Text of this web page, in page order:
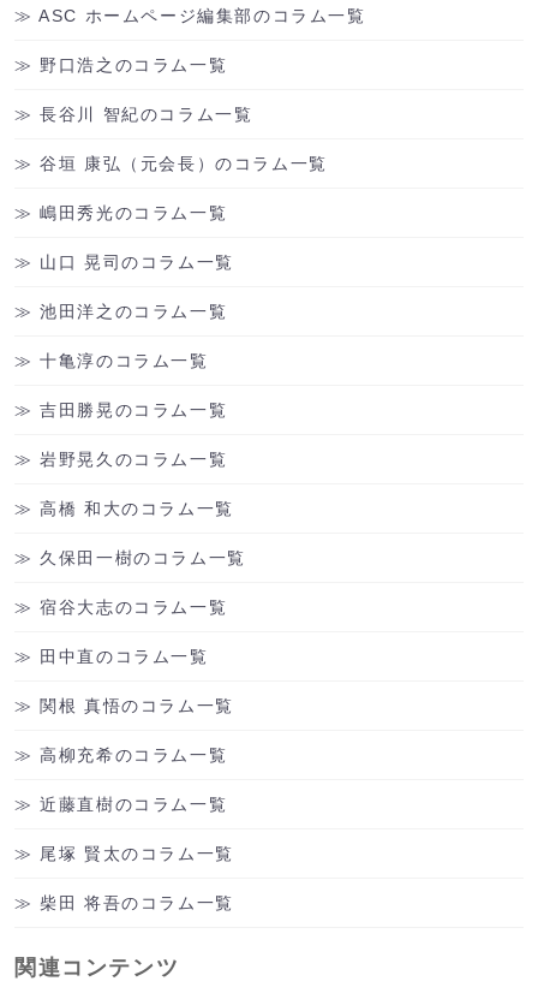
ASC ホームページ編集部のコラム一覧
野口浩之のコラム一覧
長谷川 智紀のコラム一覧
谷垣 康弘（元会長）のコラム一覧
嶋田秀光のコラム一覧
山口 晃司のコラム一覧
池田洋之のコラム一覧
十亀淳のコラム一覧
吉田勝晃のコラム一覧
岩野晃久のコラム一覧
高橋 和大のコラム一覧
久保田一樹のコラム一覧
宿谷大志のコラム一覧
田中直のコラム一覧
関根 真悟のコラム一覧
高柳充希のコラム一覧
近藤直樹のコラム一覧
尾塚 賢太のコラム一覧
柴田 将吾のコラム一覧
関連コンテンツ